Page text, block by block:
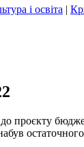
і освіта |
проєкту